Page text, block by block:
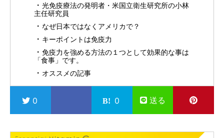
光免疫療法の発明者・米国立衛生研究所の小林
主任研究員
なぜ日本ではなくアメリカで？
キーポイントは免疫力
免疫力を強める方法の１つとして効果的な事は
「食事」です。
オススメの記事
0 0 送る